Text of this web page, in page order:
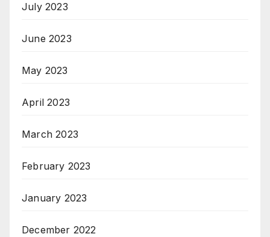
July 2023
June 2023
May 2023
April 2023
March 2023
February 2023
January 2023
December 2022